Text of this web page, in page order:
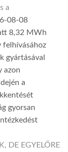
a
08-08
8,32 MWh
felhívásához
gyártásával
azon
a
gyorsan
DE EGYELŐRE